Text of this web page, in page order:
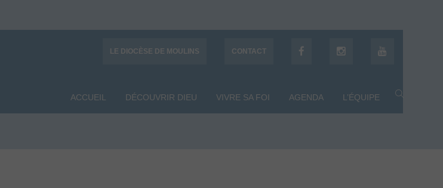
LE DIOCÈSE DE MOULINS CONTACT
ACCUEIL DÉCOUVRIR DIEU VIVRE SA FOI AGENDA L’ÉQUIPE